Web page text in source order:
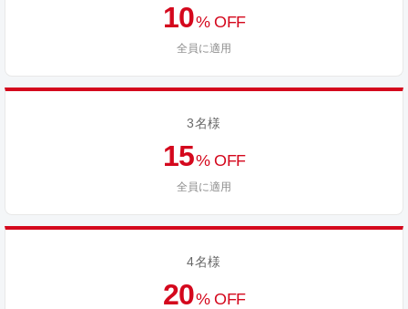
10% OFF
全員に適用
3名様
15% OFF
全員に適用
4名様
20% OFF